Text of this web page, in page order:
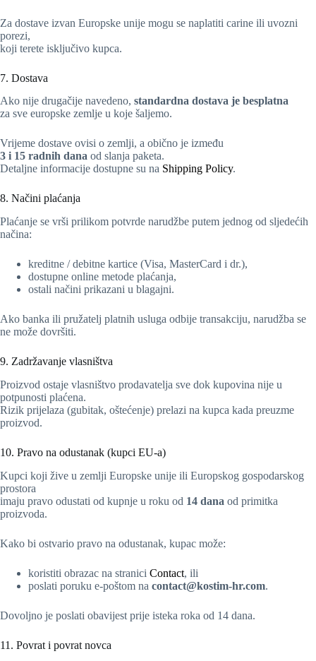
Za dostave izvan Europske unije mogu se naplatiti carine ili uvozni
porezi,
koji terete isključivo kupca.
7. Dostava
Ako nije drugačije navedeno, standardna dostava je besplatna
za sve europske zemlje u koje šaljemo.
Vrijeme dostave ovisi o zemlji, a obično je između
3 i 15 radnih dana od slanja paketa.
Detaljne informacije dostupne su na Shipping Policy.
8. Načini plaćanja
Plaćanje se vrši prilikom potvrde narudžbe putem jednog od sljedećih
načina:
kreditne / debitne kartice (Visa, MasterCard i dr.),
dostupne online metode plaćanja,
ostali načini prikazani u blagajni.
Ako banka ili pružatelj platnih usluga odbije transakciju, narudžba se
ne može dovršiti.
9. Zadržavanje vlasništva
Proizvod ostaje vlasništvo prodavatelja sve dok kupovina nije u
potpunosti plaćena.
Rizik prijelaza (gubitak, oštećenje) prelazi na kupca kada preuzme
proizvod.
10. Pravo na odustanak (kupci EU-a)
Kupci koji žive u zemlji Europske unije ili Europskog gospodarskog
prostora
imaju pravo odustati od kupnje u roku od 14 dana od primitka
proizvoda.
Kako bi ostvario pravo na odustanak, kupac može:
koristiti obrazac na stranici Contact, ili
poslati poruku e-poštom na contact@kostim-hr.com.
Dovoljno je poslati obavijest prije isteka roka od 14 dana.
11. Povrat i povrat novca